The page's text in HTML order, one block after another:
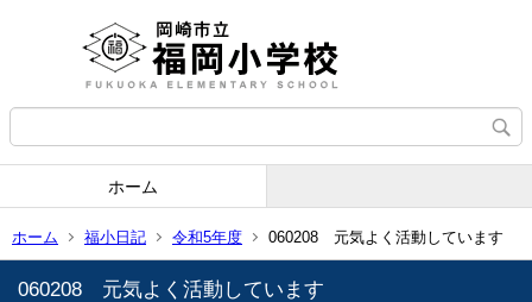
ホーム
ホーム 福小日記 令和5年度 060208 元気よく活動しています
060208 元気よく活動しています